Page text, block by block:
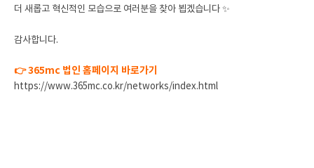
더 새롭고 혁신적인 모습으로 여러분을 찾아 뵙겠습니다 ✨
감사합니다.
👉 365mc 법인 홈페이지 바로가기
https://www.365mc.co.kr/networks/index.html